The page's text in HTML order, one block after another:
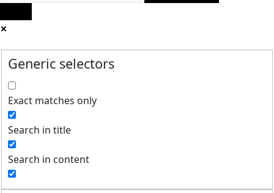
Generic selectors
Exact matches only
Search in title
Search in content